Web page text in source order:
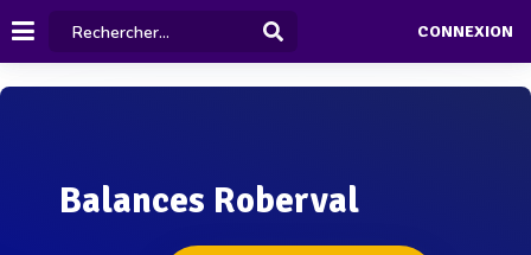
CONNEXION
Balances Roberval